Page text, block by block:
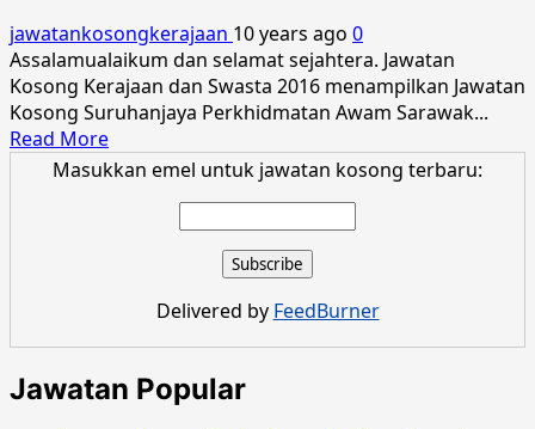
jawatankosongkerajaan 10 years ago 0
Assalamualaikum dan selamat sejahtera. Jawatan
Kosong Kerajaan dan Swasta 2016 menampilkan Jawatan
Kosong Suruhanjaya Perkhidmatan Awam Sarawak...
Read MoreRead
more
Awam
Sarawak
Julai
2016
Masukkan emel untuk jawatan kosong terbaru:
Delivered by FeedBurner
Jawatan Popular